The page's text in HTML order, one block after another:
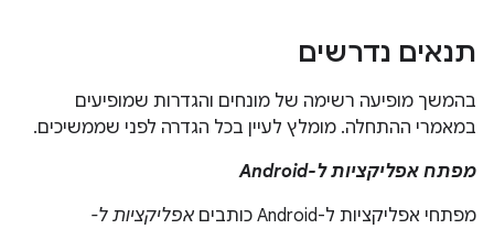
תנאים נדרשים
בהמשך מופיעה רשימה של מונחים והגדרות שמופיעים
במאמרי ההתחלה. מומלץ לעיין בכל הגדרה לפני שממשיכים.
מפתח אפליקציות ל-Android
מפתחי אפליקציות ל-Android כותבים
אפליקציות ל-